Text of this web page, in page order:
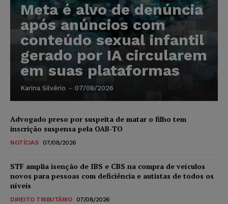
Meta é alvo de denúncia
após anúncios com
conteúdo sexual infantil
gerado por IA circularem
em suas plataformas
Karina Silvério - 07/08/2026
Advogado preso por suspeita de matar o filho tem
inscrição suspensa pela OAB-TO
NOTÍCIAS 07/08/2026
STF amplia isenção de IBS e CBS na compra de veículos
novos para pessoas com deficiência e autistas de todos os
níveis
DIREITO TRIBUTÁRIO 07/08/2026